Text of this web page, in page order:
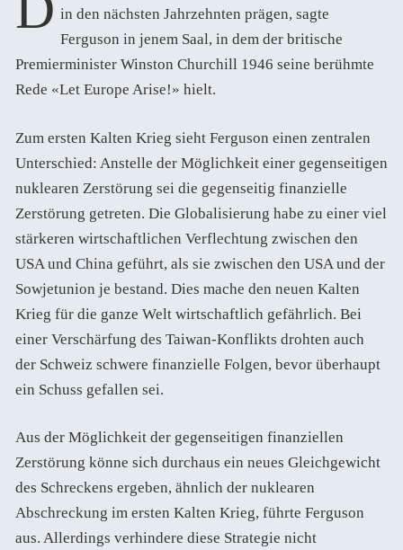
in den nächsten Jahrzehnten prägen, sagte
Ferguson in jenem Saal, in dem der britische
Premierminister Winston Churchill 1946 seine berühmte
Rede «Let Europe Arise!» hielt.
Zum ersten Kalten Krieg sieht Ferguson einen zentralen
Unterschied: Anstelle der Möglichkeit einer gegenseitigen
nuklearen Zerstörung sei die gegenseitig finanzielle
Zerstörung getreten. Die Globalisierung habe zu einer viel
stärkeren wirtschaftlichen Verflechtung zwischen den
USA und China geführt, als sie zwischen den USA und der
Sowjetunion je bestand. Dies mache den neuen Kalten
Krieg für die ganze Welt wirtschaftlich gefährlich. Bei
einer Verschärfung des Taiwan-Konflikts drohten auch
der Schweiz schwere finanzielle Folgen, bevor überhaupt
ein Schuss gefallen sei.
Aus der Möglichkeit der gegenseitigen finanziellen
Zerstörung könne sich durchaus ein neues Gleichgewicht
des Schreckens ergeben, ähnlich der nuklearen
Abschreckung im ersten Kalten Krieg, führte Ferguson
aus. Allerdings verhindere diese Strategie nicht